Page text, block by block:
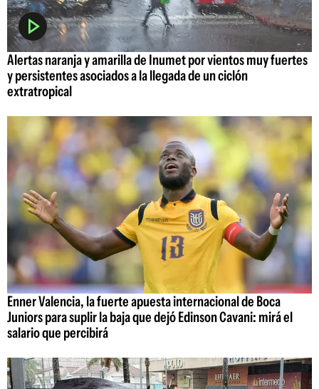
Alertas naranja y amarilla de Inumet por vientos muy fuertes
y persistentes asociados a la llegada de un ciclón
extratropical
Enner Valencia, la fuerte apuesta internacional de Boca
Juniors para suplir la baja que dejó Edinson Cavani: mirá el
salario que percibirá